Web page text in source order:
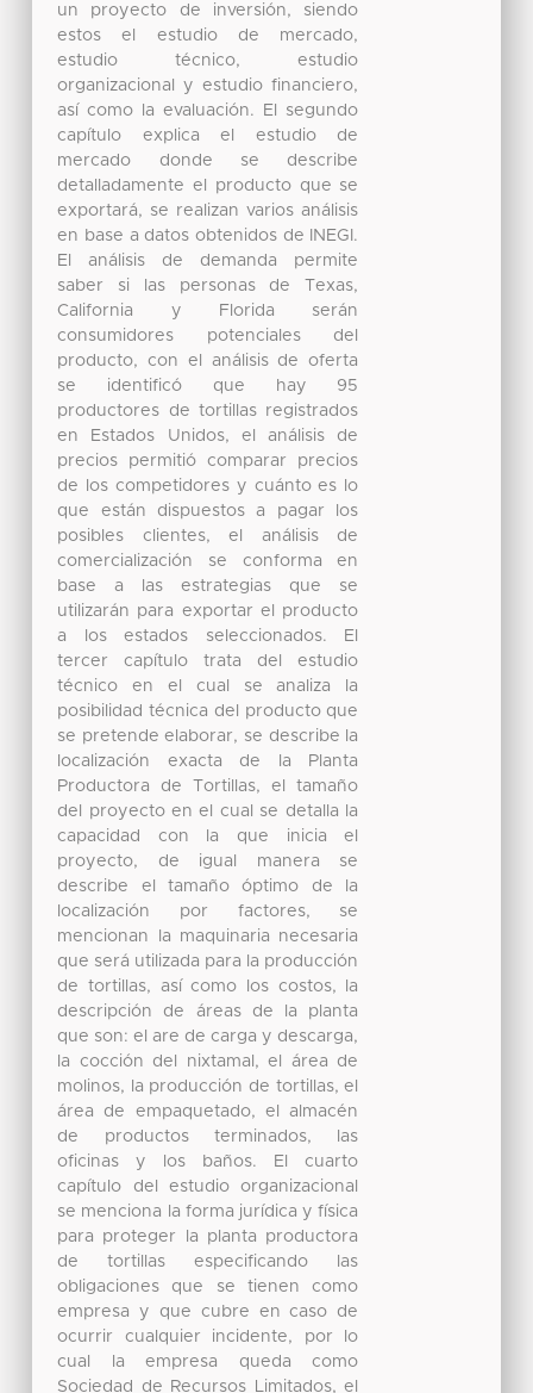
un proyecto de inversión, siendo
estos el estudio de mercado,
estudio técnico, estudio
organizacional y estudio financiero,
así como la evaluación. El segundo
capítulo explica el estudio de
mercado donde se describe
detalladamente el producto que se
exportará, se realizan varios análisis
en base a datos obtenidos de INEGI.
El análisis de demanda permite
saber si las personas de Texas,
California y Florida serán
consumidores potenciales del
producto, con el análisis de oferta
se identificó que hay 95
productores de tortillas registrados
en Estados Unidos, el análisis de
precios permitió comparar precios
de los competidores y cuánto es lo
que están dispuestos a pagar los
posibles clientes, el análisis de
comercialización se conforma en
base a las estrategias que se
utilizarán para exportar el producto
a los estados seleccionados. El
tercer capítulo trata del estudio
técnico en el cual se analiza la
posibilidad técnica del producto que
se pretende elaborar, se describe la
localización exacta de la Planta
Productora de Tortillas, el tamaño
del proyecto en el cual se detalla la
capacidad con la que inicia el
proyecto, de igual manera se
describe el tamaño óptimo de la
localización por factores, se
mencionan la maquinaria necesaria
que será utilizada para la producción
de tortillas, así como los costos, la
descripción de áreas de la planta
que son: el are de carga y descarga,
la cocción del nixtamal, el área de
molinos, la producción de tortillas, el
área de empaquetado, el almacén
de productos terminados, las
oficinas y los baños. El cuarto
capítulo del estudio organizacional
se menciona la forma jurídica y física
para proteger la planta productora
de tortillas especificando las
obligaciones que se tienen como
empresa y que cubre en caso de
ocurrir cualquier incidente, por lo
cual la empresa queda como
Sociedad de Recursos Limitados, el